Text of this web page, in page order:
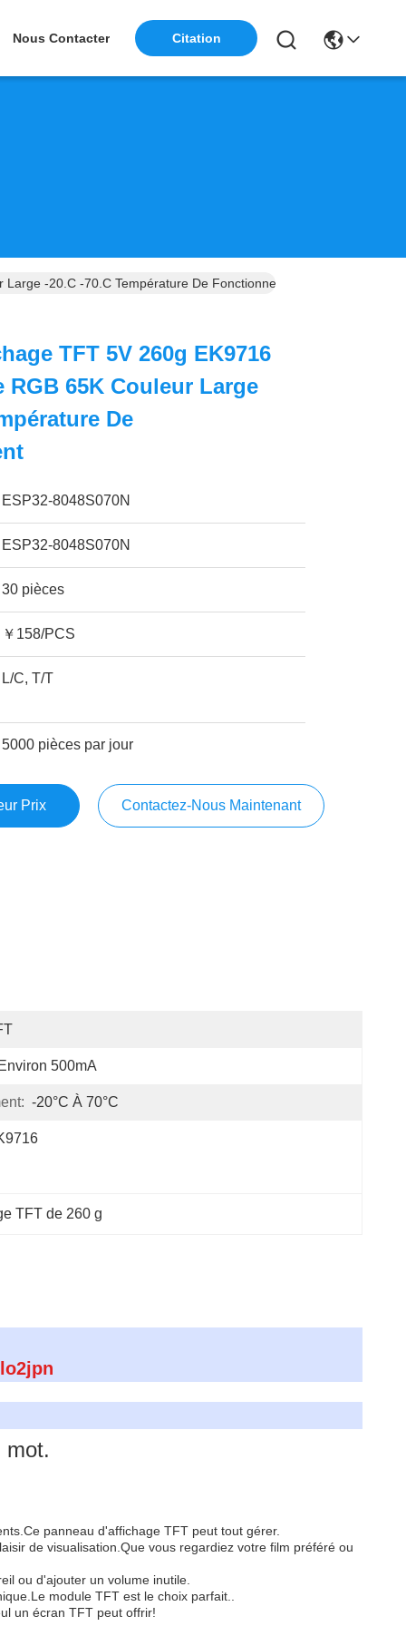
Nous Contacter Citation
-20.C -70.C Température De Fonctionnement
TFT 5V 260g EK9716
RGB 65K Couleur Large
De
ESP32-8048S070N
ESP32-8048S070N
30 pièces
￥158/PCS
L/C, T/T
5000 pièces par jour
Prix Contactez-Nous Maintenant
500mA
-20°C À 70°C
TFT de 260 g
mot.
panneau d'affichage TFT peut tout gérer.
de visualisation.Que vous regardiez votre film préféré ou
ou d'ajouter un volume inutile.
module TFT est le choix parfait..
un écran TFT peut offrir!